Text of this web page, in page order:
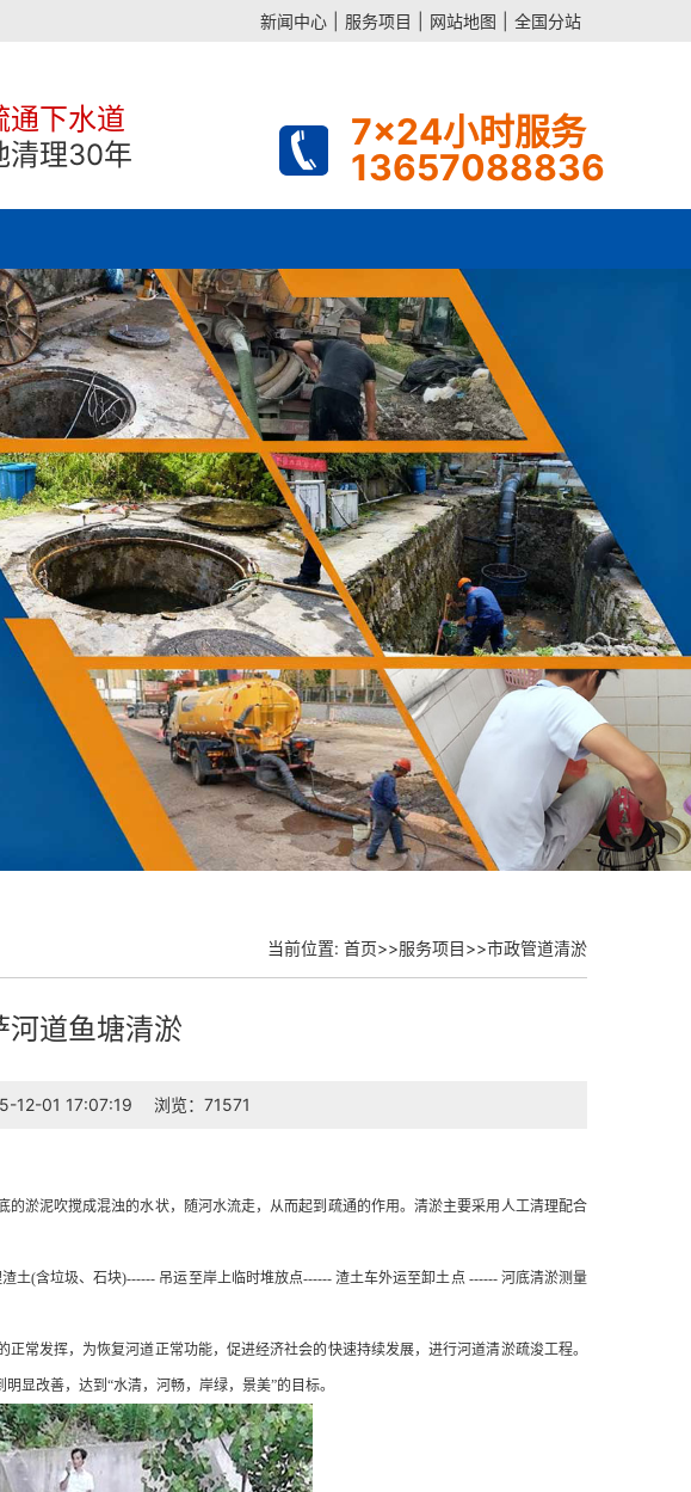
新闻中心 服务项目 网站地图 全国分站
通下水道
清理30年
7x24小时服务
13657088836
当前位置: 首页>>服务项目>>市政管道清淤
河道鱼塘清淤
12-01 17:07:19 浏览：71571
淤泥吹搅成混浊的水状，随河水流走，从而起到疏通的作用。清淤主要采用人工清理配合
(含垃圾、石块)------ 吊运至岸上临时堆放点------ 渣土车外运至卸土点 ------ 河底清淤测量
发挥，为恢复河道正常功能，促进经济社会的快速持续发展，进行河道清淤疏浚工程。
显改善，达到“水清，河畅，岸绿，景美”的目标。